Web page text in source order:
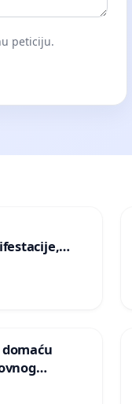
peticiju.
Avdić“ u
svinjske